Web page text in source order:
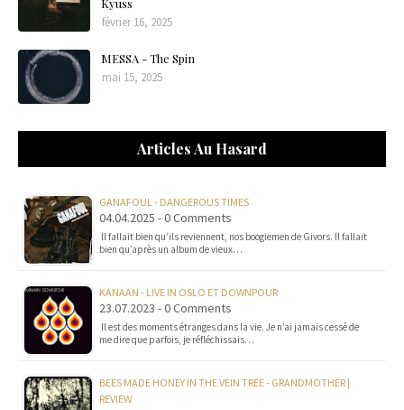
Kyuss
février 16, 2025
MESSA - The Spin
mai 15, 2025
Articles Au Hasard
GANAFOUL - DANGEROUS TIMES
04.04.2025 - 0 Comments
Il fallait bien qu’ils reviennent, nos boogiemen de Givors. Il fallait
bien qu’après un album de vieux…
KANAAN - LIVE IN OSLO ET DOWNPOUR
23.07.2023 - 0 Comments
Il est des moments étranges dans la vie. Je n’ai jamais cessé de
me dire que parfois, je réfléchissais…
BEES MADE HONEY IN THE VEIN TREE - GRANDMOTHER |
REVIEW